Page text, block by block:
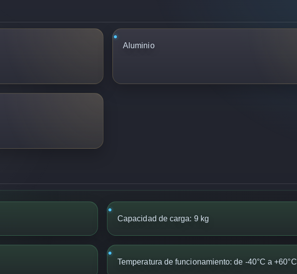
Aluminio
Capacidad de carga: 9 kg
Temperatura de funcionamiento: de -40°C a +60°C